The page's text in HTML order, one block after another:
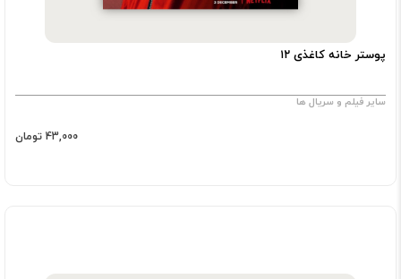
پوستر خانه کاغذی ۱۲
سایر فیلم و سریال ها
43,000 تومان